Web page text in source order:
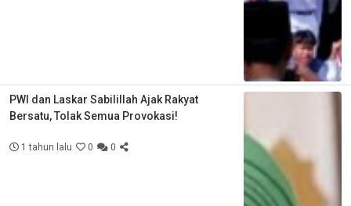
PWI dan Laskar Sabilillah Ajak Rakyat
Bersatu, Tolak Semua Provokasi!
1 tahun lalu 0 0